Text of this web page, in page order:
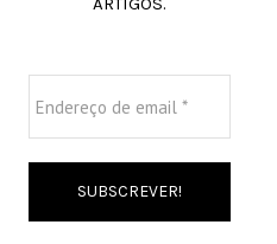
de
email
*